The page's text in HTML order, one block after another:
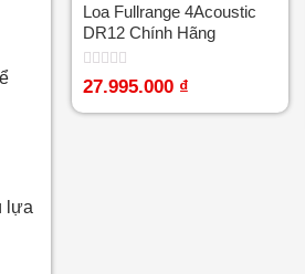
lựa
Loa Fullrange 4Acoustic
DR12 Chính Hãng
Được
xếp
hạng
27.995.000 ₫